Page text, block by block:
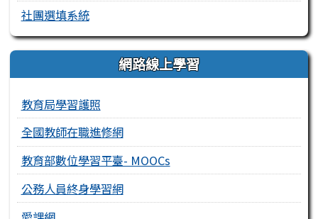
社團選填系統
網路線上學習
教育局學習護照
全國教師在職進修網
教育部數位學習平臺- MOOCs
公務人員終身學習網